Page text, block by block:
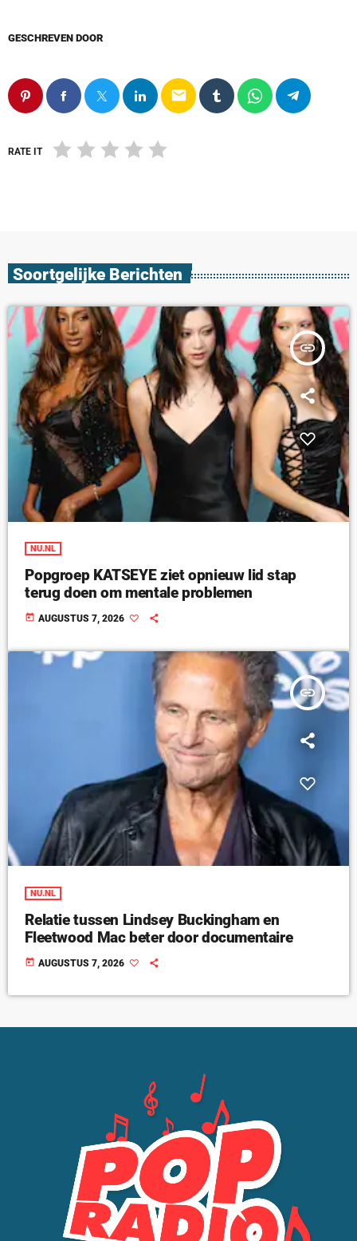
GESCHREVEN DOOR
email
RATE IT
Soortgelijke Berichten
insert_link
NU.NL
Popgroep KATSEYE ziet opnieuw lid stap
terug doen om mentale problemen
today AUGUSTUS 7, 2026
insert_link
NU.NL
Relatie tussen Lindsey Buckingham en
Fleetwood Mac beter door documentaire
today AUGUSTUS 7, 2026